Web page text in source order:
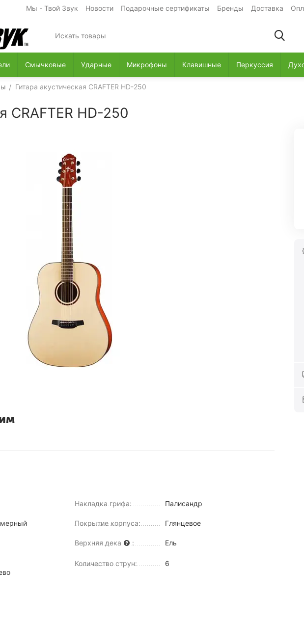
Мы - Твой Звук Новости Подарочные сертификаты Бренды Доставка
Смычковые Ударные Микрофоны Клавишные Перкуссия
/ Гитара акустическая CRAFTER HD-250
CRAFTER HD-250
Накладка грифа: Палисандр
Покрытие корпуса: Глянцевое
Верхняя дека : Ель
Количество струн: 6